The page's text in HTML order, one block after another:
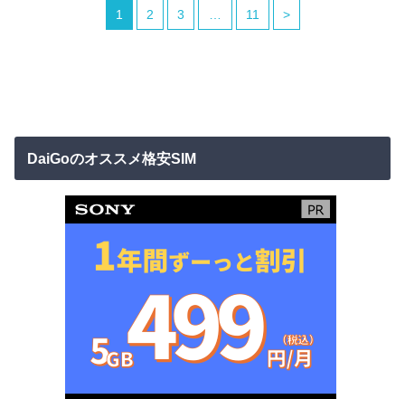
1 2 3 11 >
DaiGoのオススメ格安SIM